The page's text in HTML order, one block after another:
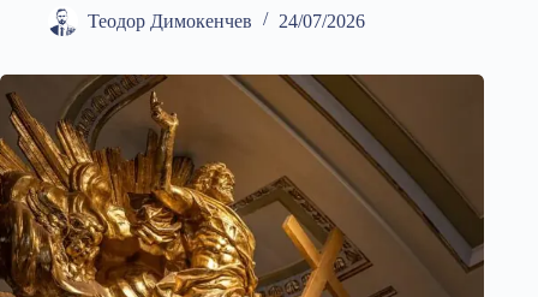
Теодор Димокенчев 24/07/2026